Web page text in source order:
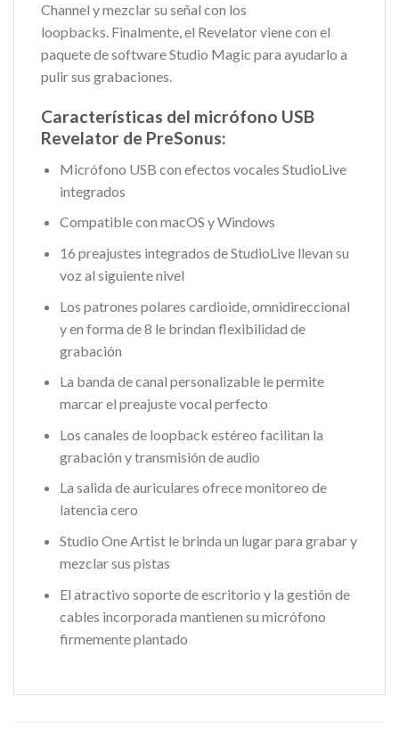
Channel y mezclar su señal con los
loopbacks. Finalmente, el Revelator viene con el
paquete de software Studio Magic para ayudarlo a
pulir sus grabaciones.
Características del micrófono USB
Revelator de PreSonus:
Micrófono USB con efectos vocales StudioLive
integrados
Compatible con macOS y Windows
16 preajustes integrados de StudioLive llevan su
voz al siguiente nivel
Los patrones polares cardioide, omnidireccional
y en forma de 8 le brindan flexibilidad de
grabación
La banda de canal personalizable le permite
marcar el preajuste vocal perfecto
Los canales de loopback estéreo facilitan la
grabación y transmisión de audio
La salida de auriculares ofrece monitoreo de
latencia cero
Studio One Artist le brinda un lugar para grabar y
mezclar sus pistas
El atractivo soporte de escritorio y la gestión de
cables incorporada mantienen su micrófono
firmemente plantado